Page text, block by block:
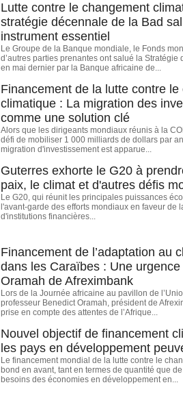
Lutte contre le changement
stratégie décennale de la Bad
instrument essentiel
Le Groupe de la Banque mondiale, le Fonds
d’autres parties prenantes ont salué la
en mai dernier par la Banque africaine de...
Financement de la lutte contre le
climatique : La migration des
comme une solution clé
Alors que les dirigeants mondiaux réunis à la
défi de mobiliser 1 000 milliards de dollars par
migration d'investissement est apparue...
Guterres exhorte le G20 à
paix, le climat et d'autres défis
Le G20, qui réunit les principales puissances
l'avant-garde des efforts mondiaux en faveur de
d'institutions financières...
Financement de l’adaptation au
dans les Caraïbes : Une
Oramah de Afreximbank
Lors de la Journée africaine au pavillon de
professeur Benedict Oramah, président de
prise en compte des attentes de l’Afrique...
Nouvel objectif de financement
les pays en développement
Le financement mondial de la lutte contre le
bond en avant, tant en termes de quantité que
besoins des économies en développement en...